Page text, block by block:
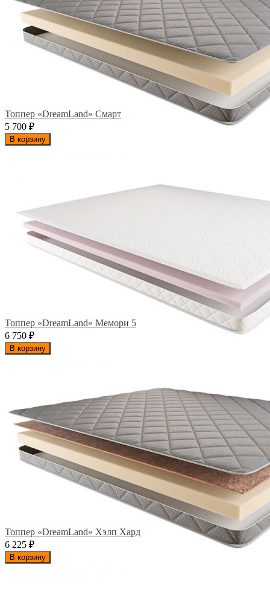
Топпер «DreamLand» Смарт
5 700 ₽
В корзину
Топпер «DreamLand» Мемори 5
6 750 ₽
В корзину
Топпер «DreamLand» Хэлп Хард
6 225 ₽
В корзину